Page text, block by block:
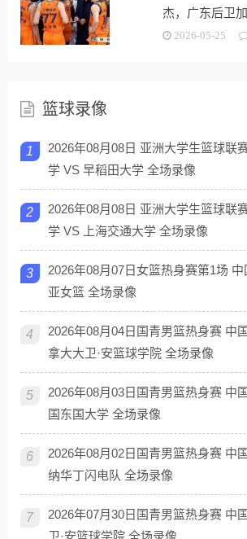
杰，广东后卫
潘江
2026-05-25
篮球录像
1
2026年08月08日 亚洲大学生篮球联
学 VS 早稻田大学 全场录像
2
2026年08月08日 亚洲大学生篮球联
学 VS 上海交通大学 全场录像
3
2026年08月07日女篮热身赛第1场 中
亚女篮 全场录像
4
2026年08月04日国青男篮热身赛 中
拿大大卫·安篮球学院 全场录像
5
2026年08月03日国青男篮热身赛 中
国东国大学 全场录像
6
2026年08月02日国青男篮热身赛 中
纳华丁闪电队 全场录像
7
2026年07月30日国青男篮热身赛 中